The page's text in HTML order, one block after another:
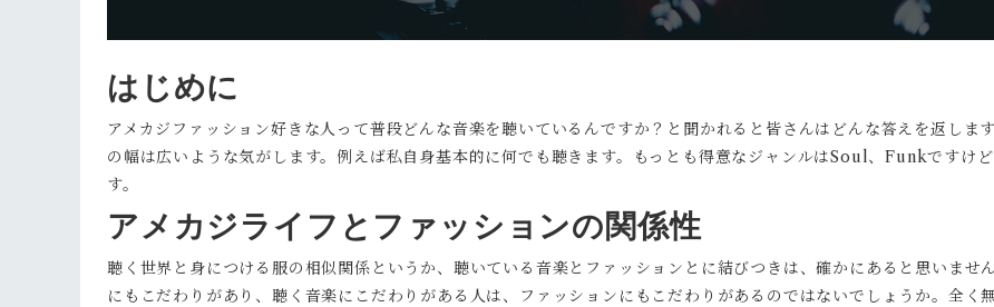
はじめに
アメカジファッション好きな人って普段どんな音楽を聴いているんですか？と聞かれると皆さんはどんな答えを返し
の幅は広いような気がします。例えば私自身基本的に何でも聴きます。もっとも得意なジャンルはSoul、Funkですけ
す。
アメカジライフとファッションの関係性
聴く世界と身につける服の相似関係というか、聴いている音楽とファッションとに結びつきは、確かにあると思いませ
にもこだわりがあり、聴く音楽にこだわりがある人は、ファッションにもこだわりがあるのではないでしょうか。全